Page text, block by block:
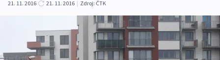
21. 11. 2016
21. 11. 2016 | Zdroj: ČTK